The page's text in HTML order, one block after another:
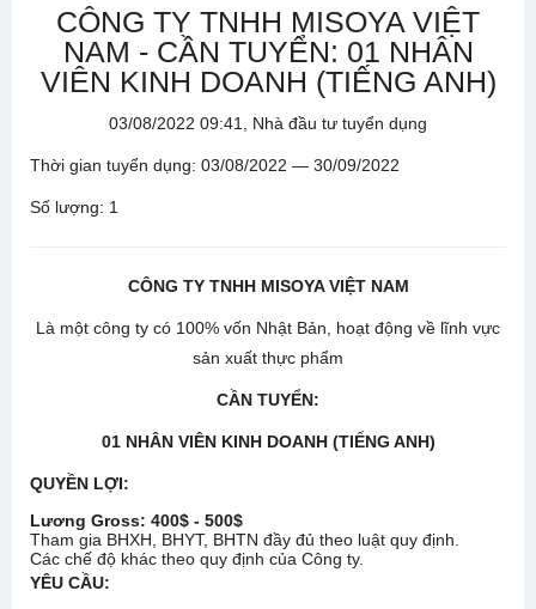
CÔNG TY TNHH MISOYA VIỆT
NAM - CẦN TUYỂN: 01 NHÂN
VIÊN KINH DOANH (TIẾNG ANH)
03/08/2022 09:41, Nhà đầu tư tuyển dụng
Thời gian tuyển dụng: 03/08/2022 — 30/09/2022
Số lượng: 1
CÔNG TY TNHH MISOYA VIỆT NAM
Là một công ty có 100% vốn Nhật Bản, hoạt động về lĩnh vực
sản xuất thực phẩm
CẦN TUYỂN:
01 NHÂN VIÊN KINH DOANH (TIẾNG ANH)
QUYỀN LỢI:
Lương Gross: 400$ - 500$
Tham gia BHXH, BHYT, BHTN đầy đủ theo luật quy định.
Các chế độ khác theo quy định của Công ty.
YÊU CẦU: